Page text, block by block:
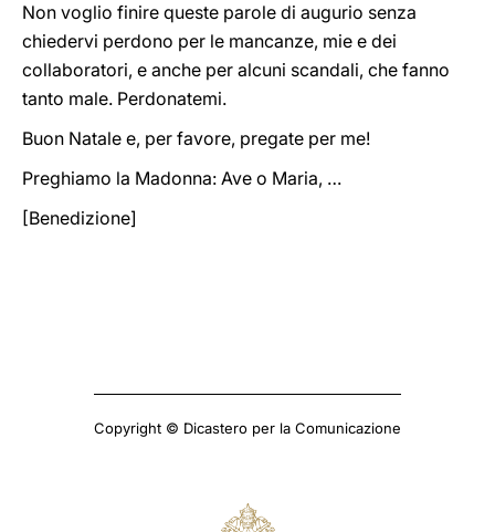
Non voglio finire queste parole di augurio senza
chiedervi perdono per le mancanze, mie e dei
collaboratori, e anche per alcuni scandali, che fanno
tanto male. Perdonatemi.
Buon Natale e, per favore, pregate per me!
Preghiamo la Madonna: Ave o Maria, …
[Benedizione]
Copyright © Dicastero per la Comunicazione